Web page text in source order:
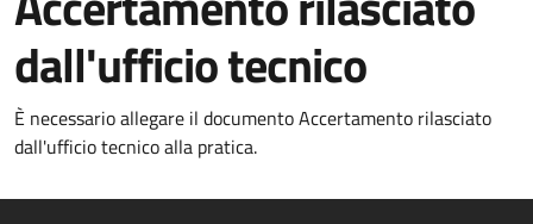
dall'ufficio tecnico
È necessario allegare il documento Accertamento rilasciato
dall'ufficio tecnico alla pratica.